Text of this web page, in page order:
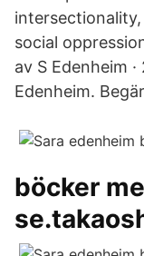
social
av S Edenheim
Edenheim.
böcker